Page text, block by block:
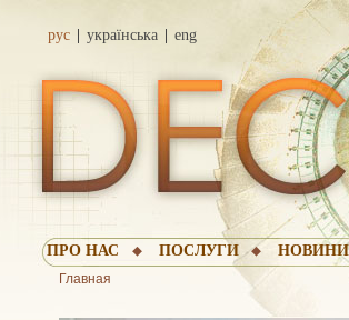
рус українська eng
ПРО НАС ПОСЛУГИ НОВИНИ
Главная